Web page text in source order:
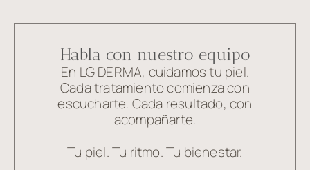
Habla con nuestro equipo
En LG DERMA, cuidamos tu piel.
Cada tratamiento comienza con
escucharte. Cada resultado, con
acompañarte.
Tu piel. Tu ritmo. Tu bienestar.